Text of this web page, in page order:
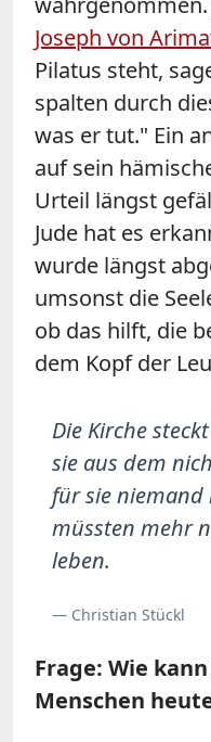
Joseph von
Pilatus steht,
spalten durch
was er tut." Ein
auf sein
Urteil längst
Jude hat es
wurde längst
umsonst die
ob das hilft, die
dem Kopf der
Die Kirche
sie aus dem
für sie niemand
müssten mehr
leben.
— Christian Stückl
Frage: Wie
Menschen